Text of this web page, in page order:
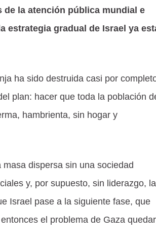
de la atención pública mundial e
estrategia gradual de Israel ya
ha sido destruida casi por
plan: hacer que toda la población
hambrienta, sin hogar y
dispersa sin una sociedad
y, por supuesto, sin liderazgo, la
Israel pase a la siguiente fase, que
el problema de Gaza